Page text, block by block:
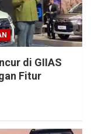
di GIIAS
Fitur